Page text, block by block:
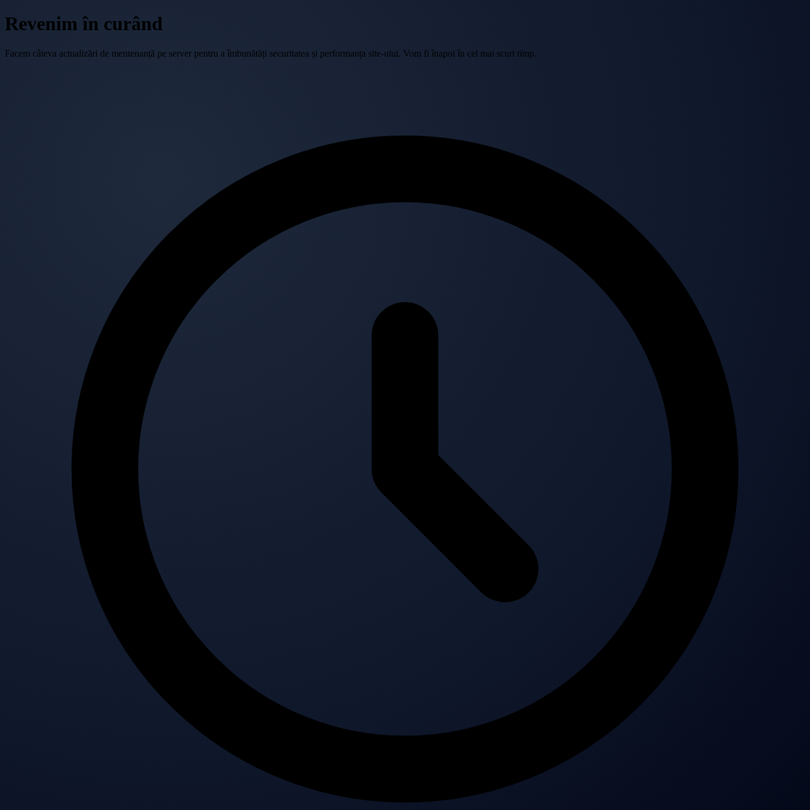
Revenim în curând
Facem câteva actualizări de mentenanță pe server pentru a îmbunătăți securitatea și performanța site-ului. Vom fi înapoi în cel mai scurt timp.